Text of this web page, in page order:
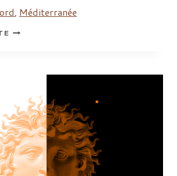
, Méditerranée
PHÉNOMÈNES
DE